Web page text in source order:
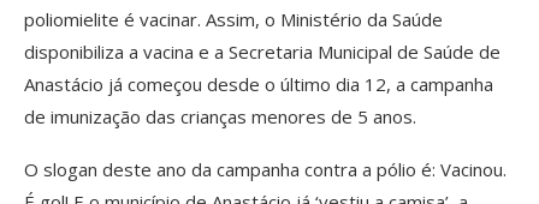
poliomielite é vacinar. Assim, o Ministério da Saúde
disponibiliza a vacina e a Secretaria Municipal de Saúde de
Anastácio já começou desde o último dia 12, a campanha
de imunização das crianças menores de 5 anos.
O slogan deste ano da campanha contra a pólio é: Vacinou.